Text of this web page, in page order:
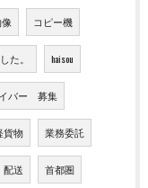
コピー機
た。 haisou
イバー 募集
貨物 業務委託
配送 首都圏